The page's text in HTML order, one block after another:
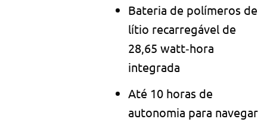
Bateria de polímeros de
lítio recarregável de
28,65 watt‑hora
integrada
Até 10 horas de
autonomia para navegar